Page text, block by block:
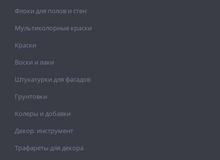
Флоки для полов и стен
Мультиколорные краски
Краски
Воски и лаки
Штукатурки для фасадов
Грунтовки
Колеры и добавки
Декор. инструмент
Трафареты для декора